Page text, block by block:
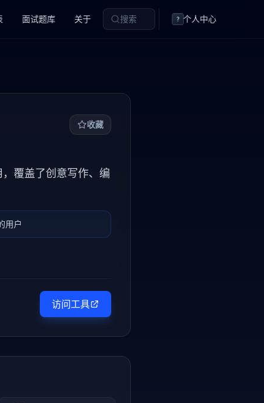
面试题库 关于 搜索 ? 个人中心
收藏
覆盖了创意写作、编
用户
访问工具